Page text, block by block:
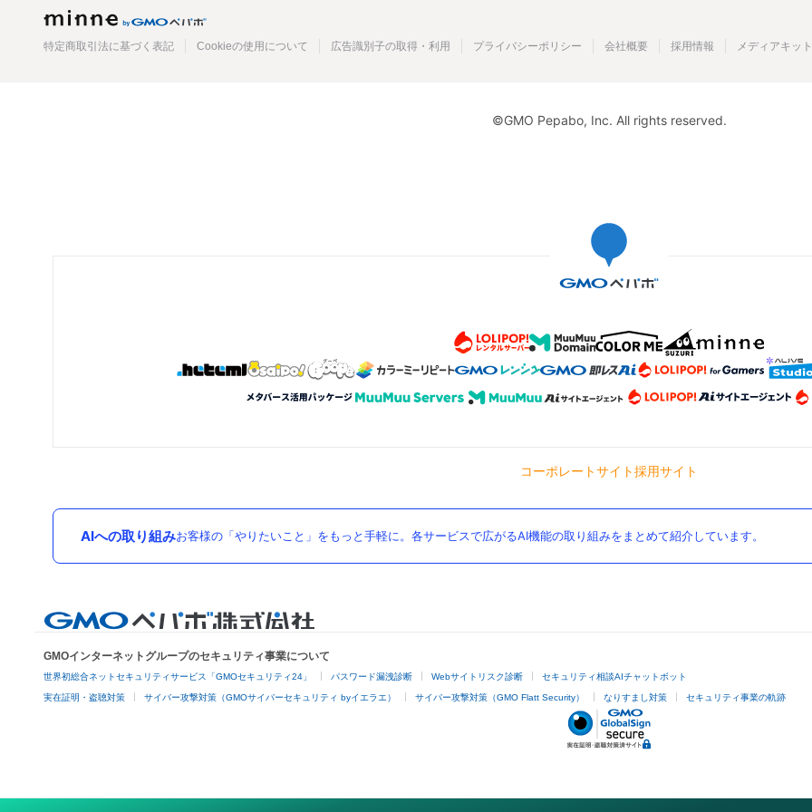
特定商取引法に基づく表記 Cookieの使用について 広告識別子の取得・利用 プライバシーポリシー 会社概要 採用情報 メディアキット
©GMO Pepabo, Inc. All rights reserved.
コーポレートサイト採用サイト
AIへの取り組みお客様の「やりたいこと」をもっと手軽に。各サービスで広がるAI機能の取り組みをまとめて紹介しています。
GMOインターネットグループのセキュリティ事業について
世界初総合ネットセキュリティサービス「GMOセキュリティ24」 パスワード漏洩診断 Webサイトリスク診断 セキュリティ相談AIチャットボット
実在証明・盗聴対策 サイバー攻撃対策（GMOサイバーセキュリティ byイエラエ） サイバー攻撃対策（GMO Flatt Security） なりすまし対策 セキュリティ事業の軌跡